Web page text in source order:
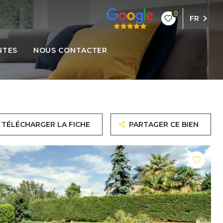
0
FR
NOUS CONTACTER
TÉLÉCHARGER LA FICHE PARTAGER CE BIEN